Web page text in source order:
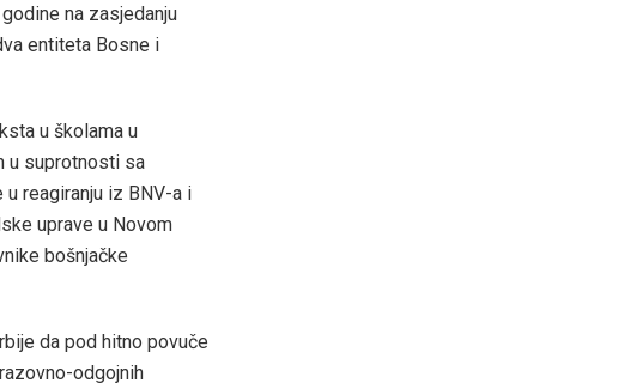
na zasjedanju
entiteta Bosne i
u školama u
u suprotnosti sa
reagiranju iz BNV-a i
uprave u Novom
bošnjačke
da pod hitno povuče
odgojnih